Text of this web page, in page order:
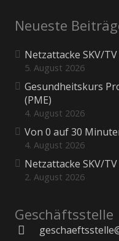
Neueste
Netzattacke SKV/
5. August 2026
Gesundheitskurs
(PME)
4. August 2026
Von 0 auf 30
4. August 2026
Netzattacke SKV/
2. August 2026
Geschäftsstelle